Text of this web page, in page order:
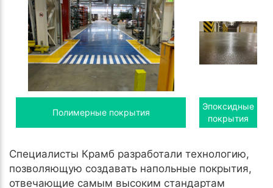
Полимерные покрытия
Эпоксидные
покрытия
Специалисты Крамб разработали технологию,
позволяющую создавать напольные покрытия,
отвечающие самым высоким стандартам